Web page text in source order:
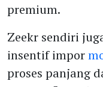
premium.
Zeekr sendiri
insentif impor
proses panjang